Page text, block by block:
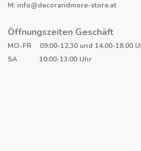
M: info@decorandmore-store.at
Öffnungszeiten Geschäft
MO-FR 09:00-12.30 und 14.00-18.00
SA 10:00-13:00 Uhr